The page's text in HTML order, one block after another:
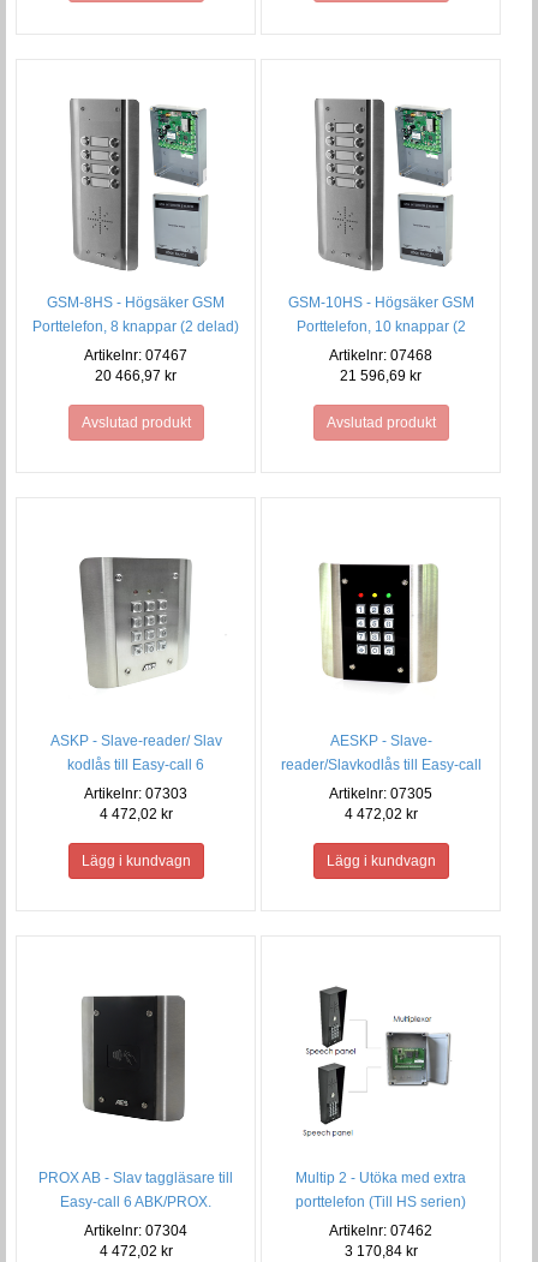
GSM-8HS - Högsäker GSM
Porttelefon, 8 knappar (2 delad)
Artikelnr: 07467
20 466,97 kr
Avslutad produkt
GSM-10HS - Högsäker GSM
Porttelefon, 10 knappar (2
delad)
Artikelnr: 07468
21 596,69 kr
Avslutad produkt
ASKP - Slave-reader/ Slav
kodlås till Easy-call 6
ABK/PROX
Artikelnr: 07303
4 472,02 kr
AESKP - Slave-
reader/Slavkodlås till Easy-call
6 ABK/PROX
Artikelnr: 07305
4 472,02 kr
PROX AB - Slav taggläsare till
Easy-call 6 ABK/PROX.
Artikelnr: 07304
4 472,02 kr
Multip 2 - Utöka med extra
porttelefon (Till HS serien)
Artikelnr: 07462
3 170,84 kr